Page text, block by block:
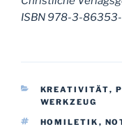
ISBN 978-3-
KATEGORIEN
KREATIVITÄT,
WERKZEUG
HOMILETIK ,